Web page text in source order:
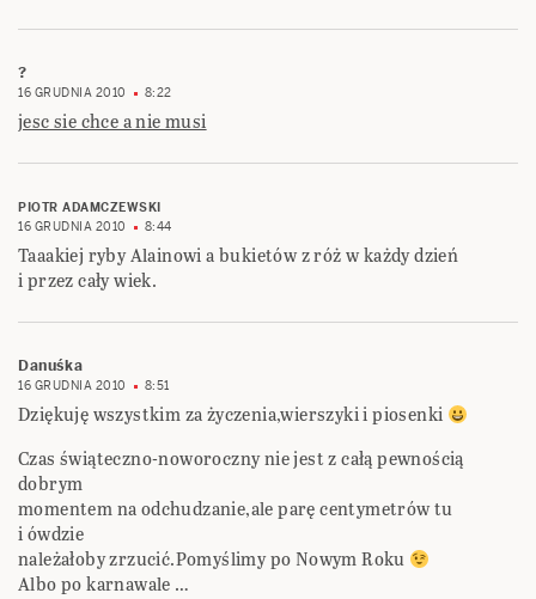
?
16 GRUDNIA 2010 8:22
jesc sie chce a nie musi
PIOTR ADAMCZEWSKI
16 GRUDNIA 2010
8:44
Taaakiej ryby Alainowi a bukietów z róż w każdy dzień
i przez cały wiek.
Danuśka
16 GRUDNIA 2010 8:51
Dziękuję wszystkim za życzenia,wierszyki i piosenki
Czas świąteczno-noworoczny nie jest z całą pewnością
dobrym
momentem na odchudzanie,ale parę centymetrów tu
i ówdzie
należałoby zrzucić.Pomyślimy po Nowym Roku
Albo po karnawale …